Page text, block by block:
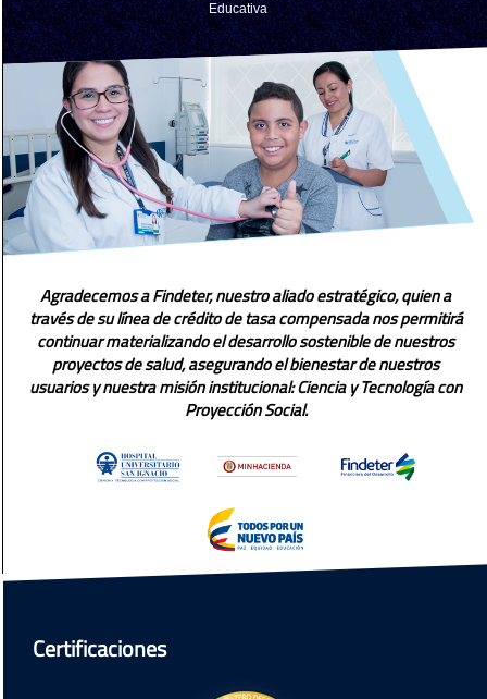
Educativa
Agradecemos a Findeter, nuestro aliado estratégico, quien a
través de su línea de crédito de tasa compensada nos permitirá
continuar materializando el desarrollo sostenible de nuestros
proyectos de salud, asegurando el bienestar de nuestros
usuarios y nuestra misión institucional: Ciencia y Tecnología con
Proyección Social.
Certificaciones